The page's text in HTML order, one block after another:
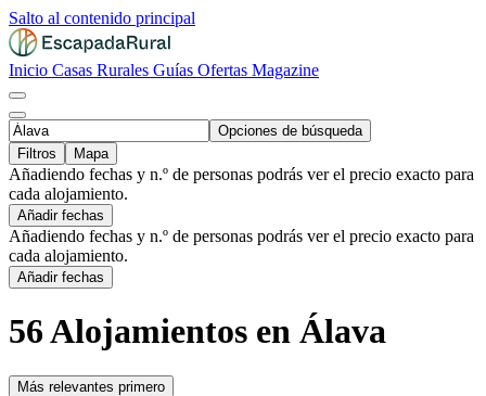
Salto al contenido principal
Inicio Casas Rurales Guías Ofertas Magazine
Opciones de búsqueda
Filtros
Mapa
Añadiendo fechas y n.º de personas podrás ver el precio exacto para
cada alojamiento.
Añadir fechas
Añadiendo fechas y n.º de personas podrás ver el precio exacto para
cada alojamiento.
Añadir fechas
56 Alojamientos en Álava
Más relevantes primero